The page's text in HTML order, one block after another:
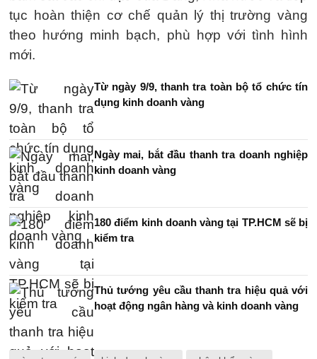
tục hoàn thiện cơ chế quản lý thị trường vàng
theo hướng minh bạch, phù hợp với tình hình
mới.
Từ ngày 9/9, thanh tra toàn bộ tổ chức tín
dụng kinh doanh vàng
Ngày mai, bắt đầu thanh tra doanh nghiệp
kinh doanh vàng
180 điểm kinh doanh vàng tại TP.HCM sẽ bị
kiểm tra
Thủ tướng yêu cầu thanh tra hiệu quả với
hoạt động ngân hàng và kinh doanh vàng